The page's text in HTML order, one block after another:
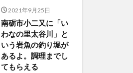
2021年9月25日
南砺市小二又に「い
わなの里太谷川」と
いう岩魚の釣り堀が
あるよ。調理までし
てもらえる